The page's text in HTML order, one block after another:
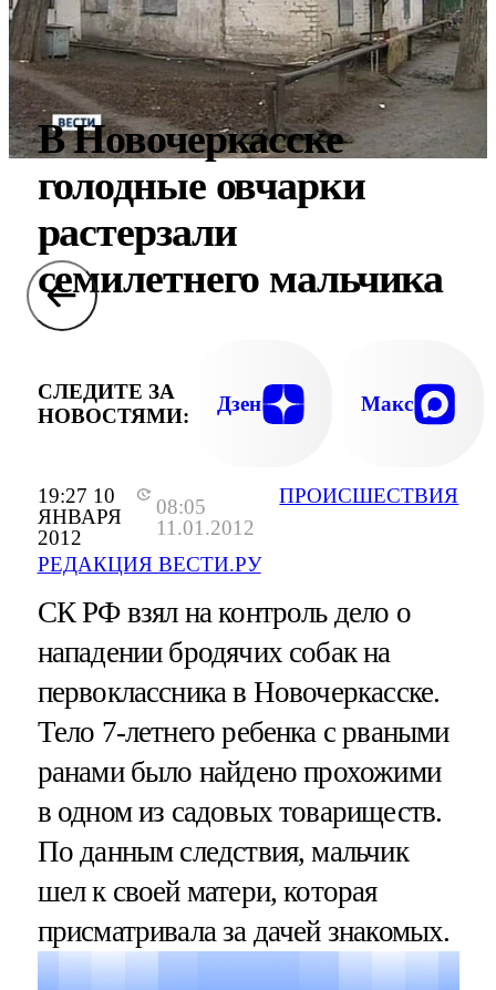
19:27 10
ЯНВАРЯ
2012
08:05
11.01.2012
РЕДАКЦИЯ ВЕСТИ.РУ
ПРОИСШЕСТВИЯ
В Новочеркасске
голодные овчарки
растерзали
семилетнего мальчика
СЛЕДИТЕ ЗА
НОВОСТЯМИ:
Дзен Макс
СК РФ взял на контроль дело о
нападении бродячих собак на
первоклассника в Новочеркасске.
Тело 7-летнего ребенка с рваными
ранами было найдено прохожими
в одном из садовых товариществ.
По данным следствия, мальчик
шел к своей матери, которая
присматривала за дачей знакомых.